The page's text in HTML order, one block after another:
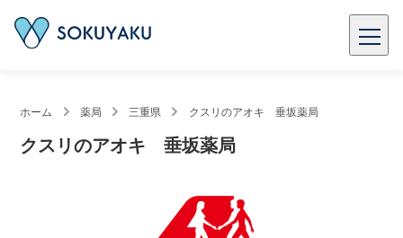
ホーム 薬局 三重県 クスリのアオキ 垂坂薬局
クスリのアオキ 垂坂薬局